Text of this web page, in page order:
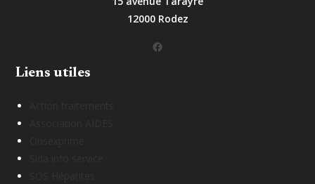
12000 Rodez
Facebook
Liens utiles